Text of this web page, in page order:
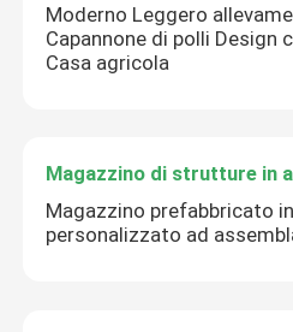
materiali da costruzione
Moderno Leggero
Capannone di polli Design
Casa agricola
Magazzino di strutture in
Magazzino prefabbricato
personalizzato ad